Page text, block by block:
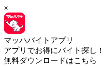
×
マッハバイトアプリ
アプリでお得にバイト探し！
無料ダウンロードはこちら